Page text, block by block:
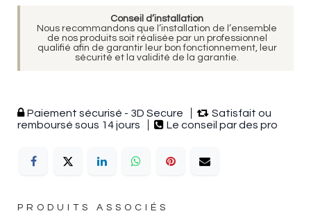
Conseil d’installation
Nous recommandons que l’installation de l’ensemble
de nos produits soit réalisée par un professionnel
qualifié afin de garantir leur bon fonctionnement, leur
sécurité et la validité de la garantie.
Paiement sécurisé - 3D Secure
Satisfait ou
remboursé sous 14 jours
Le conseil par des pro
PRODUITS ASSOCIÉS